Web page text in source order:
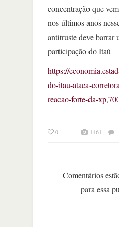
concentração que
nos últimos anos
antitruste deve barrar
participação do Itaú
https://
do-itau-ataca-
reacao-forte-da-
0 1461
Comentários
para essa